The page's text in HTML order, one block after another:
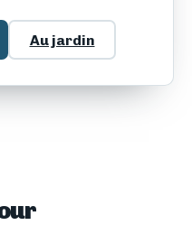
Au jardin